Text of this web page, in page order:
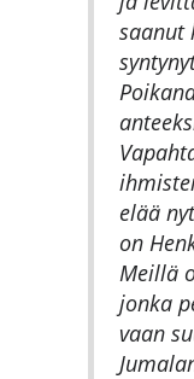
saanut
elää
on
Meillä
jonka
vaan